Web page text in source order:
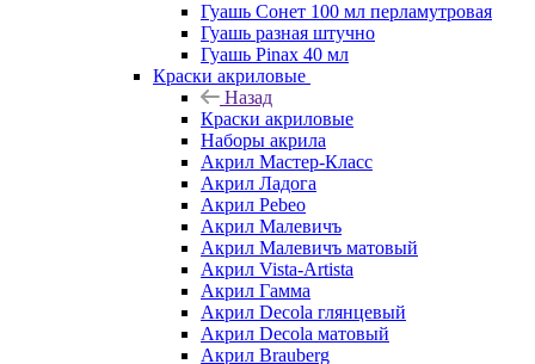
Гуашь Сонет 100 мл перламутровая
Гуашь разная штучно
Гуашь Pinax 40 мл
Краски акриловые
Назад
Краски акриловые
Наборы акрила
Акрил Мастер-Класс
Акрил Ладога
Акрил Pebeo
Акрил Малевичъ
Акрил Малевичъ матовый
Акрил Vista-Artista
Акрил Гамма
Акрил Decola глянцевый
Акрил Decola матовый
Акрил Brauberg